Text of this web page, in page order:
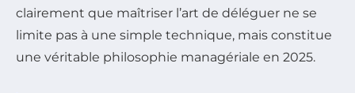
clairement que maîtriser l’art de déléguer ne se
limite pas à une simple technique, mais constitue
une véritable philosophie managériale en 2025.